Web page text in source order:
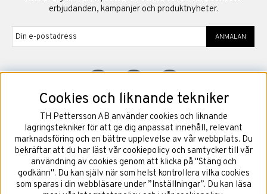
erbjudanden, kampanjer och produktnyheter.
ANMÄLAN
©2026Copyright TH Pettersson AB
Cookies och liknande tekniker
TH Pettersson AB använder cookies och liknande
lagringstekniker för att ge dig anpassat innehåll, relevant
marknadsföring och en bättre upplevelse av vår webbplats. Du
bekräftar att du har läst vår cookiepolicy och samtycker till vår
användning av cookies genom att klicka på "Stäng och
godkänn". Du kan själv när som helst kontrollera vilka cookies
som sparas i din webbläsare under ”Inställningar”. Du kan läsa